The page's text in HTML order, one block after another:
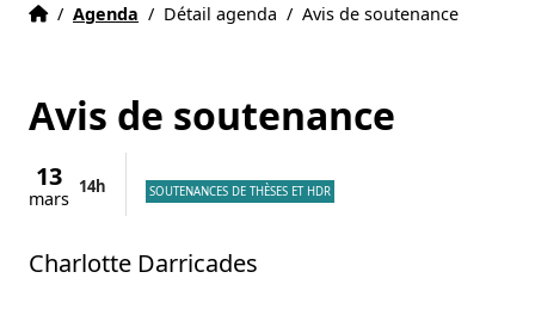
Accueil
Accueil
/ Agenda / Détail agenda / Avis de soutenance
Avis de soutenance
13
mars
14h SOUTENANCES DE THÈSES ET HDR
Charlotte Darricades